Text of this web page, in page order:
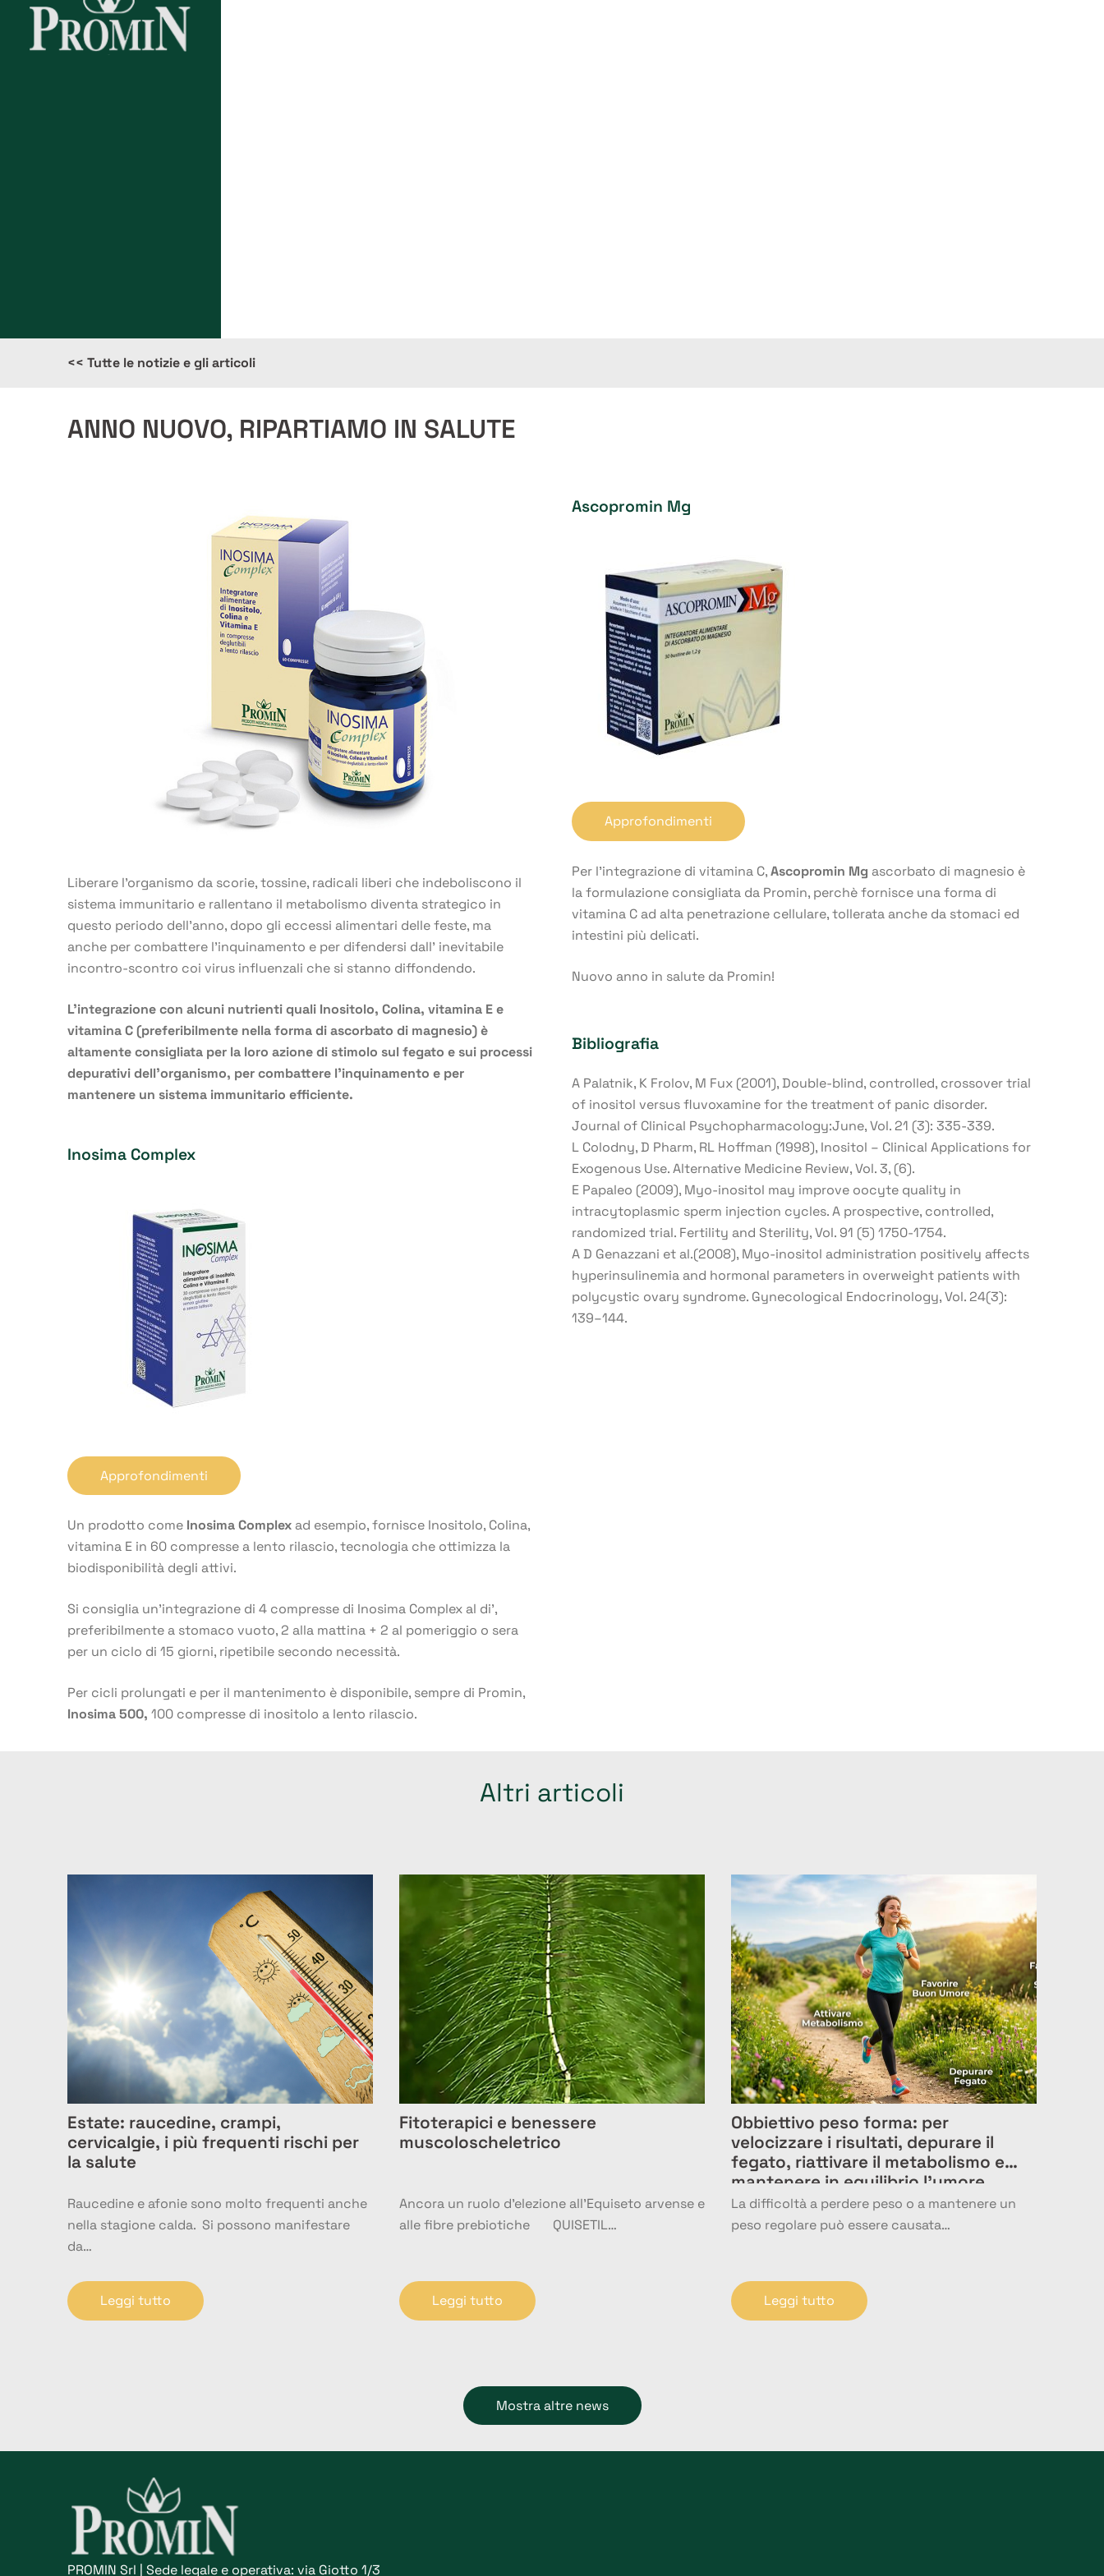
<< Tutte le notizie e gli articoli
ANNO NUOVO, RIPARTIAMO IN SALUTE
Liberare l’organismo da scorie, tossine, radicali liberi che indeboliscono il
sistema immunitario e rallentano il metabolismo diventa strategico in
questo periodo dell’anno, dopo gli eccessi alimentari delle feste, ma
anche per combattere l’inquinamento e per difendersi dall’ inevitabile
incontro-scontro coi virus influenzali che si stanno diffondendo.
L’integrazione con alcuni nutrienti quali Inositolo, Colina, vitamina E e
vitamina C (preferibilmente nella forma di ascorbato di magnesio) è
altamente consigliata per la loro azione di stimolo sul fegato e sui processi
depurativi dell’organismo, per combattere l’inquinamento e per
mantenere un sistema immunitario efficiente.
Inosima Complex
Approfondimenti
Un prodotto come Inosima Complex ad esempio, fornisce Inositolo, Colina,
vitamina E in 60 compresse a lento rilascio, tecnologia che ottimizza la
biodisponibilità degli attivi.
Si consiglia un’integrazione di 4 compresse di Inosima Complex al di’,
preferibilmente a stomaco vuoto, 2 alla mattina + 2 al pomeriggio o sera
per un ciclo di 15 giorni, ripetibile secondo necessità.
Per cicli prolungati e per il mantenimento è disponibile, sempre di Promin,
Inosima 500, 100 compresse di inositolo a lento rilascio.
Ascopromin Mg
Approfondimenti
Per l’integrazione di vitamina C,Ascopromin Mg ascorbato di magnesio è
la formulazione consigliata da Promin, perchè fornisce una forma di
vitamina C ad alta penetrazione cellulare, tollerata anche da stomaci ed
intestini più delicati.
Nuovo anno in salute da Promin!
Bibliografia
A Palatnik, K Frolov, M Fux (2001), Double-blind, controlled, crossover trial
of inositol versus fluvoxamine for the treatment of panic disorder.
Journal of Clinical Psychopharmacology:June, Vol. 21 (3): 335-339.
L Colodny, D Pharm, RL Hoffman (1998), Inositol – Clinical Applications for
Exogenous Use. Alternative Medicine Review, Vol. 3, (6).
E Papaleo (2009), Myo-inositol may improve oocyte quality in
intracytoplasmic sperm injection cycles. A prospective, controlled,
randomized trial. Fertility and Sterility, Vol. 91 (5) 1750-1754.
A D Genazzani et al.(2008), Myo-inositol administration positively affects
hyperinsulinemia and hormonal parameters in overweight patients with
polycystic ovary syndrome. Gynecological Endocrinology, Vol. 24(3):
139–144.
Altri articoli
Estate: raucedine, crampi,
cervicalgie, i più frequenti rischi per
la salute
Raucedine e afonie sono molto frequenti anche
nella stagione calda. Si possono manifestare
da…
Leggi tutto
Fitoterapici e benessere
muscoloscheletrico
Ancora un ruolo d’elezione all’Equiseto arvense e
alle fibre prebiotiche QUISETIL…
Leggi tutto
Obbiettivo peso forma: per
velocizzare i risultati, depurare il
fegato, riattivare il metabolismo e
mantenere in equilibrio l’umore
La difficoltà a perdere peso o a mantenere un
peso regolare può essere causata…
Leggi tutto
Mostra altre news
PROMIN Srl | Sede legale e operativa: via Giotto 1/3